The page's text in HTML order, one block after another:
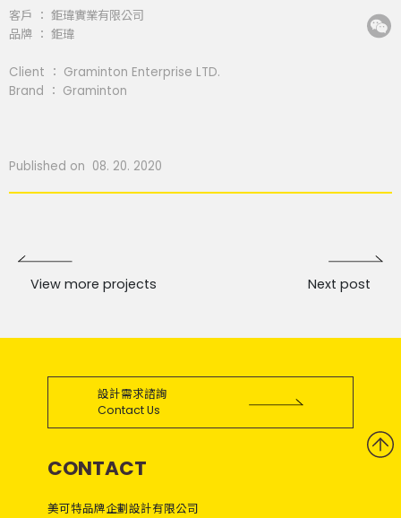
客戶 ： 鉅瑋實業有限公司
品牌 ： 鉅瑋
Client ： Graminton Enterprise LTD.
Brand ： Graminton
Published on 08. 20. 2020
View more projects Next post
設計需求諮詢
Contact Us
CONTACT
美可特品牌企劃設計有限公司